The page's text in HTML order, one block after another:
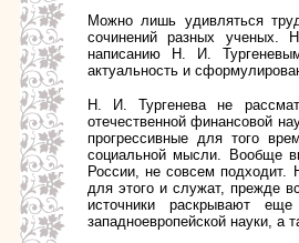
Можно лишь удивляться
сочинений разных ученых.
написанию Н. И.
актуальность и
Н. И. Тургенева не
отечественной финансовой
прогрессивные для того
социальной мысли.
Вообще
России, не совсем подходит.
для этого и служат, прежде
источники раскрывают
западноевропейской науки, а